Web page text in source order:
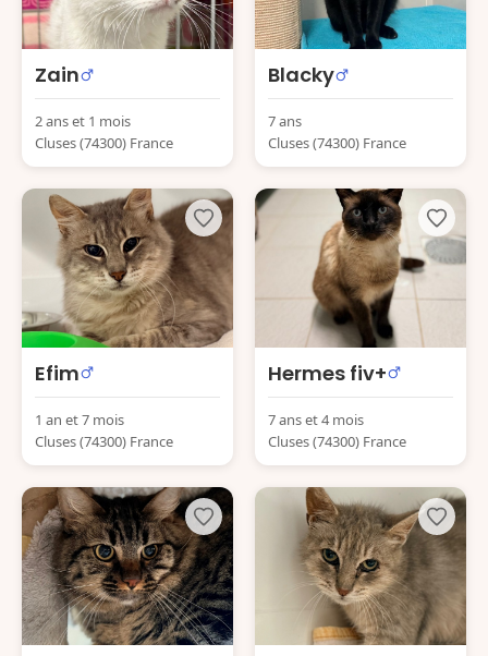
Zain
2 ans et 1 mois
Cluses (74300) France
Blacky
7 ans
Cluses (74300) France
Efim
1 an et 7 mois
Cluses (74300) France
Hermes fiv+
7 ans et 4 mois
Cluses (74300) France